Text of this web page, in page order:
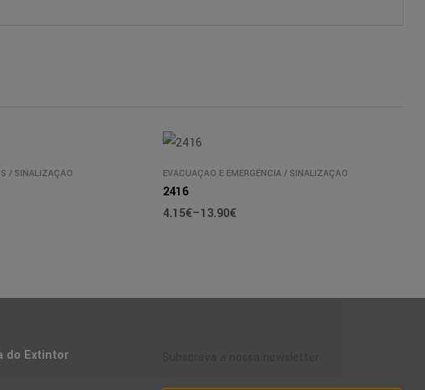
/ SINALIZAÇÃO EVACUAÇÃO E EMERGÊNCIA / SINALIZAÇÃO
2416
4.15€–13.90€
do Extintor